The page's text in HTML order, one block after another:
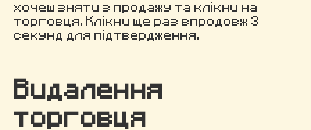
хочеш зняти з продажу та клікни на
торговця. Клікни ще раз впродовж 3
секунд для підтвердження.
Видалення
торговця